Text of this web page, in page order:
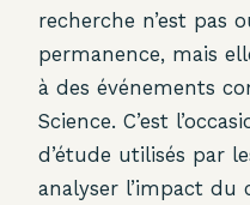
recherche n’est pas
permanence, mais
à des événements
Science. C’est
d’étude utilisés par
analyser l’impact